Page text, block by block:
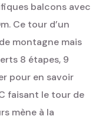
balcons avec
Ce tour d’un
montagne mais
8 étapes, 9
pour en savoir
faisant le tour de
mène à la